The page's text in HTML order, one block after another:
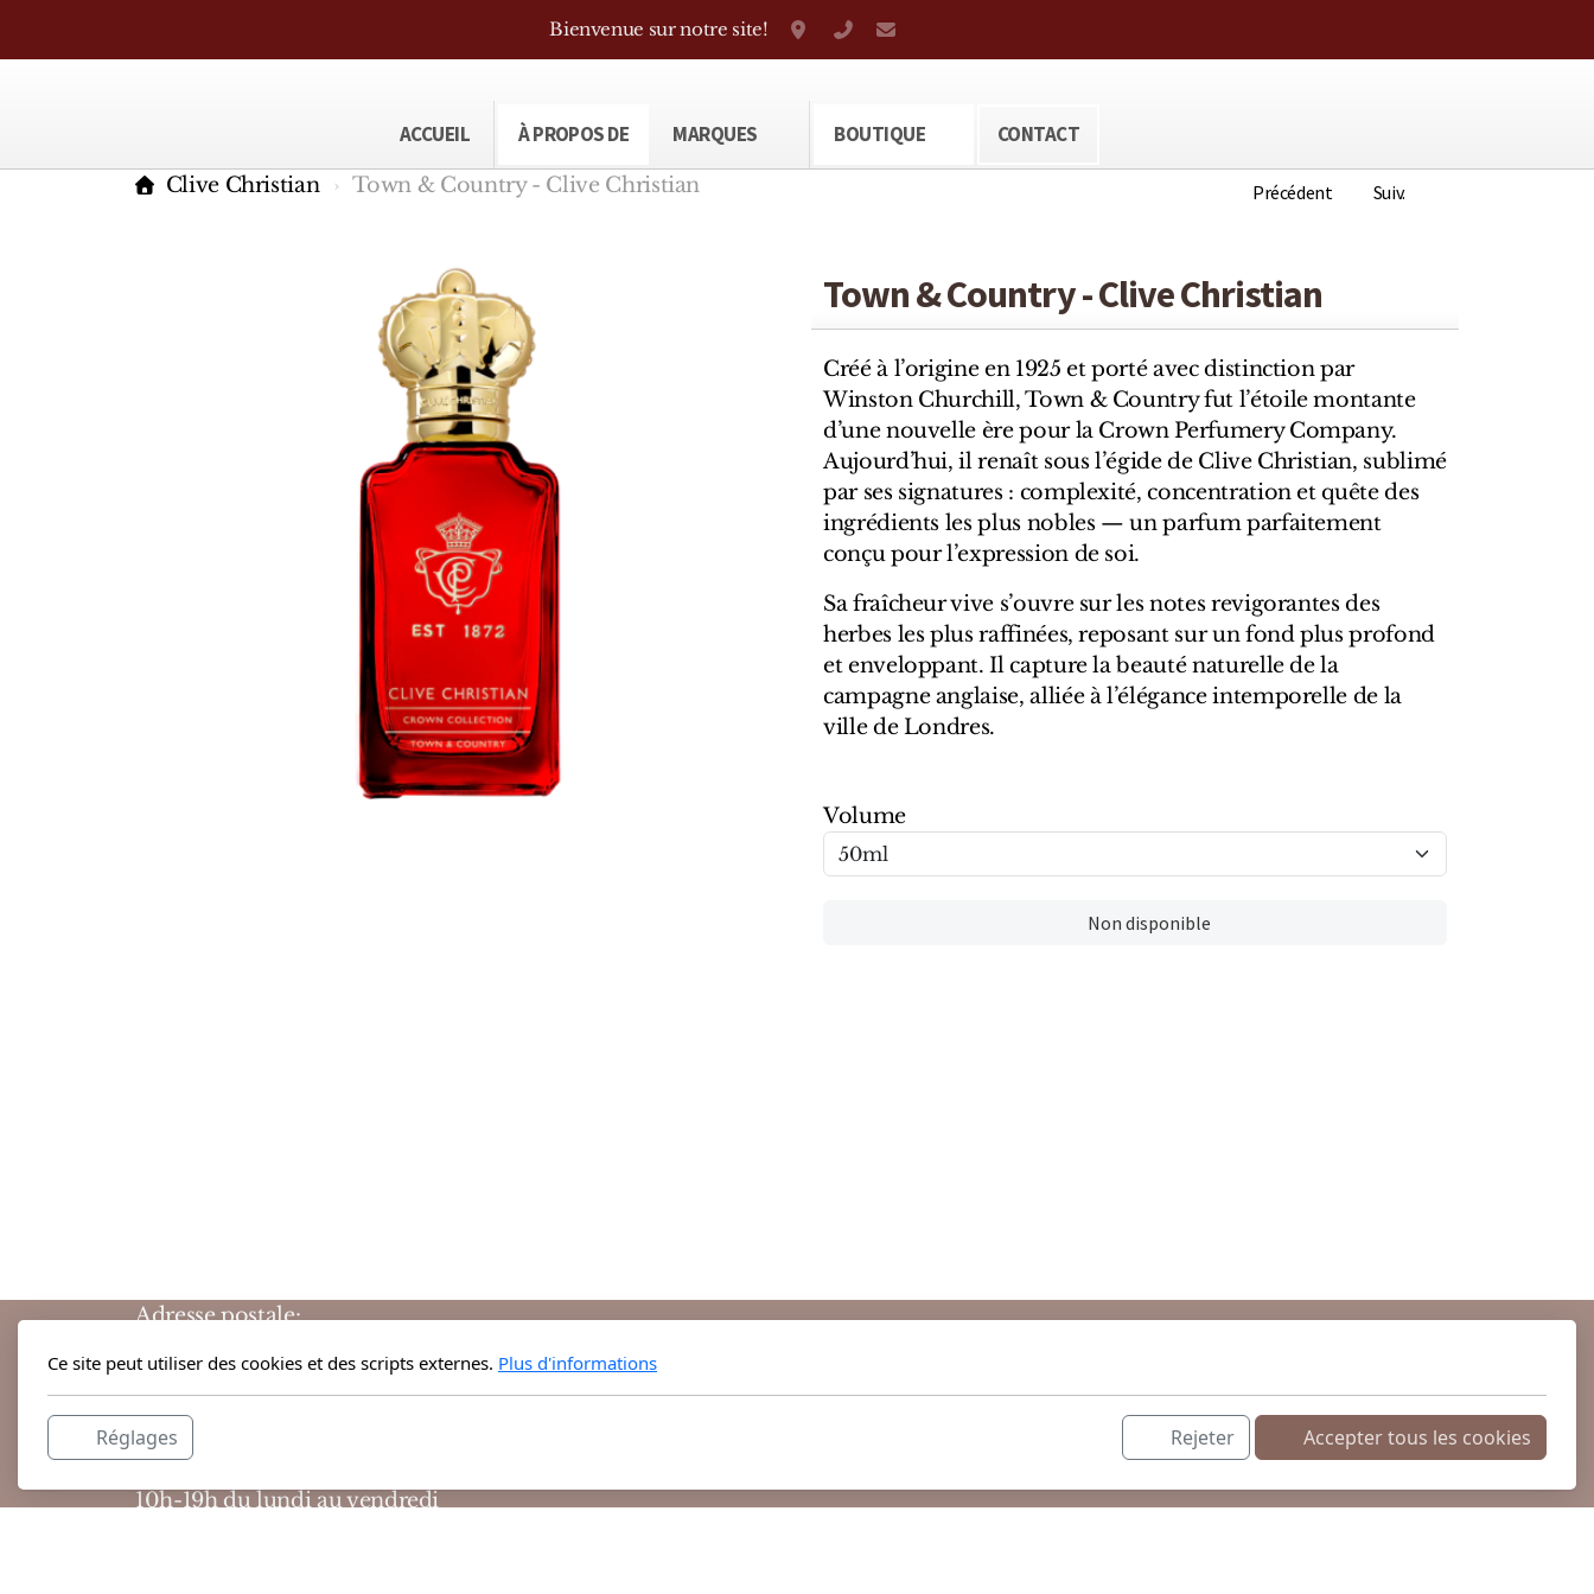
Bienvenue sur notre site! Grand-Rue 38, Genève
+41 22 310 38 75
ACCUEIL À PROPOS DE MARQUES BOUTIQUE CONTACT
Précédent Suiv.
Clive Christian Town & Country - Clive Christian
Town & Country - Clive Christian
Créé à l’origine en 1925 et porté avec distinction par
Winston Churchill, Town & Country fut l’étoile montante
d’une nouvelle ère pour la Crown Perfumery Company.
Aujourd’hui, il renaît sous l’égide de Clive Christian, sublimé
par ses signatures : complexité, concentration et quête des
ingrédients les plus nobles — un parfum parfaitement
conçu pour l’expression de soi.
Sa fraîcheur vive s’ouvre sur les notes revigorantes des
herbes les plus raffinées, reposant sur un fond plus profond
et enveloppant. Il capture la beauté naturelle de la
campagne anglaise, alliée à l’élégance intemporelle de la
ville de Londres.
Volume
Non disponible
Adresse postale:
1204 Genève
10h-19h du lundi au vendredi
Ce site peut utiliser des cookies et des scripts externes. Plus d'informations
Réglages Rejeter Accepter tous les cookies